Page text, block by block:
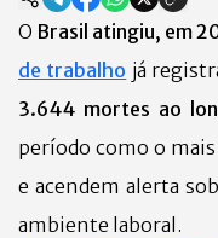
O Brasil atingiu, em
de trabalho já
3.644 mortes ao
período como o
e acendem alerta
ambiente laboral.